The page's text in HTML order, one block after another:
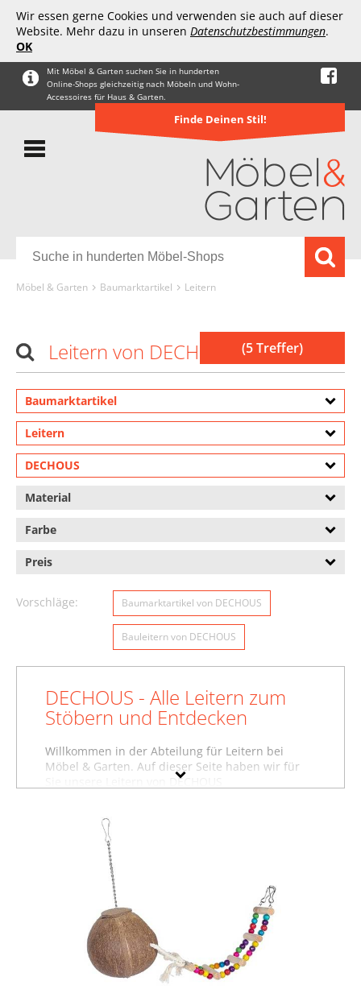
Wir essen gerne Cookies und verwenden sie auch auf dieser
Website. Mehr dazu in unseren Datenschutzbestimmungen.
OK
Mit Möbel & Garten suchen Sie in hunderten
Online-Shops gleichzeitig nach Möbeln und Wohn-
Accessoires für Haus & Garten.
Finde Deinen Stil!
Möbel & Garten Baumarktartikel Leitern
(5 Treffer)
Leitern von DECHOUS
Baumarktartikel
Leitern
DECHOUS
Material
Farbe
Preis
Vorschläge: Baumarktartikel von DECHOUS
Bauleitern von DECHOUS
DECHOUS - Alle Leitern zum
Stöbern und Entdecken
Willkommen in der Abteilung für Leitern bei
Möbel & Garten. Auf dieser Seite haben wir für
Sie unsere Leitern von DECHOUS
unsere anderen
an oder stöbern Sie in dem gesamten
Möbelsortiment sämtlicher Leitern. Oder suchen
Sie gezielt nach Möbeln von DECHOUS? Dann
besuchen Sie unsere Abteilung mit sämtlichen
Möbeln der Marke DECHOUS
. Mit Hilfe der Filter
oben auf der Seite können Sie auch gezielt
Leitern von anderen Marken ansehen und in
bestimmten Preiskategorien sowie nach
reduzierten Angeboten suchen. Lassen Sie sich
inspirieren - wir wünschen Ihnen viel Spaß dabei!